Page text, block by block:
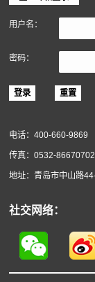
企业邮箱登录
用户名：
密码：